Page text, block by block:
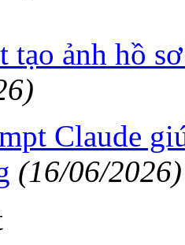
tạo ảnh hồ
Claude
(16/06/2026)